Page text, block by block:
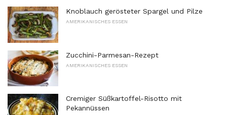
Knoblauch gerösteter Spargel und Pilze
AMERIKANISCHES ESSEN
Zucchini-Parmesan-Rezept
AMERIKANISCHES ESSEN
Cremiger Süßkartoffel-Risotto mit
Pekannüssen